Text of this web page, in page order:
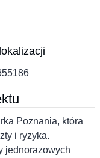
Poznania, która
i ryzyka.
jednorazowych